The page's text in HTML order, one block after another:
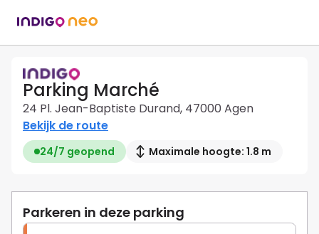
Parking Marché
24 Pl. Jean-Baptiste Durand, 47000 Agen
Bekijk de route
24/7 geopend Maximale hoogte: 1.8 m
Parkeren in deze parking